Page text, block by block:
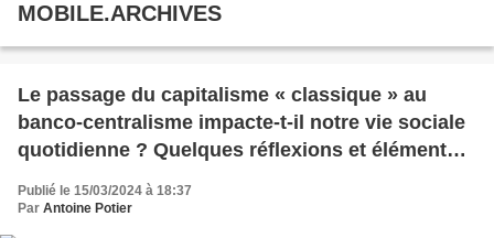
MOBILE.ARCHIVES
Le passage du capitalisme « classique » au
banco-centralisme impacte-t-il notre vie sociale
quotidienne ? Quelques réflexions et éléments
complémentaires au débat
Publié le 15/03/2024 à 18:37
Par Antoine Potier